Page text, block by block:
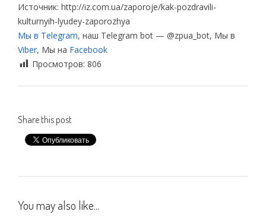
Источник: http://iz.com.ua/zaporoje/kak-pozdravili-
kulturnyih-lyudey-zaporozhya
Мы в Telegram, наш Telegram bot — @zpua_bot, Мы в
Viber, Мы на Facebook
Просмотров: 806
Share this post
You may also like...